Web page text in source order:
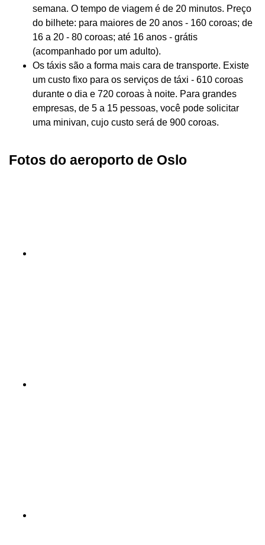
semana. O tempo de viagem é de 20 minutos. Preço
do bilhete: para maiores de 20 anos - 160 coroas; de
16 a 20 - 80 coroas; até 16 anos - grátis
(acompanhado por um adulto).
Os táxis são a forma mais cara de transporte. Existe
um custo fixo para os serviços de táxi - 610 coroas
durante o dia e 720 coroas à noite. Para grandes
empresas, de 5 a 15 pessoas, você pode solicitar
uma minivan, cujo custo será de 900 coroas.
Fotos do aeroporto de Oslo